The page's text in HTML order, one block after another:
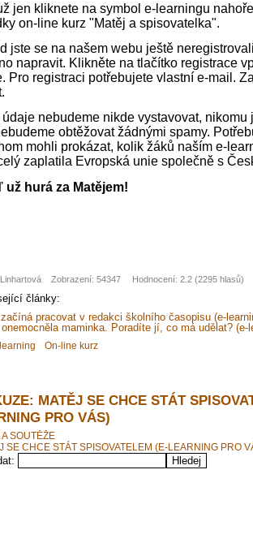
jen kliknete na symbol e-learningu
on-line kurz "Matěj a spisovatelka".
jste se na našem webu ještě
napravit. Klikněte na tlačítko registrace
Pro registraci potřebujete vlastní e-mail.
údaje nebudeme nikde vystavovat, nikomu
obtěžovat žádnými spamy.
mohli prokázat, kolik žáků naším e-
zaplatila Evropská unie společně s
už hurá za Matějem!
Zobrazení: 54347 Hodnocení: 2.2 (2295 hlasů)
články:
pracovat v redakci školního časopisu (e-
onemocněla maminka. Poradíte jí, co má udělat? (e-
On-line kurz
MATĚJ SE CHCE STÁT
PRO VÁS)
SOUTĚŽE
SE CHCE STÁT SPISOVATELEM (E-LEARNING PRO